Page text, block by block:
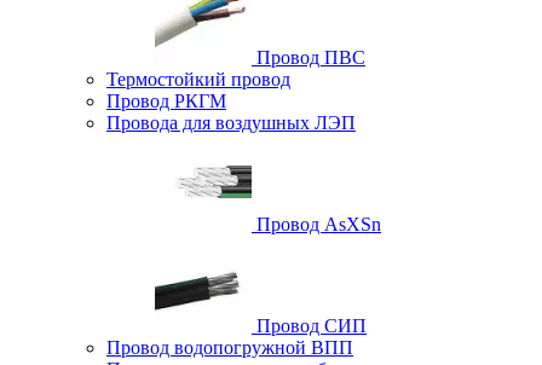
Провод ПВС
Термостойкий провод
Провод РКГМ
Провода для воздушных ЛЭП
Провод AsXSn
Провод СИП
Провод водопогружной ВПП